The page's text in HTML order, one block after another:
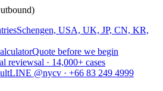
Schengen, USA, UK, JP, CN, KR,
Quote before we begin
reviewsal · 14,000+ cases
LINE @nycv · +66 83 249 4999